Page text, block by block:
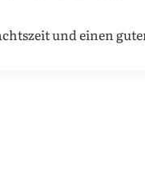
und einen